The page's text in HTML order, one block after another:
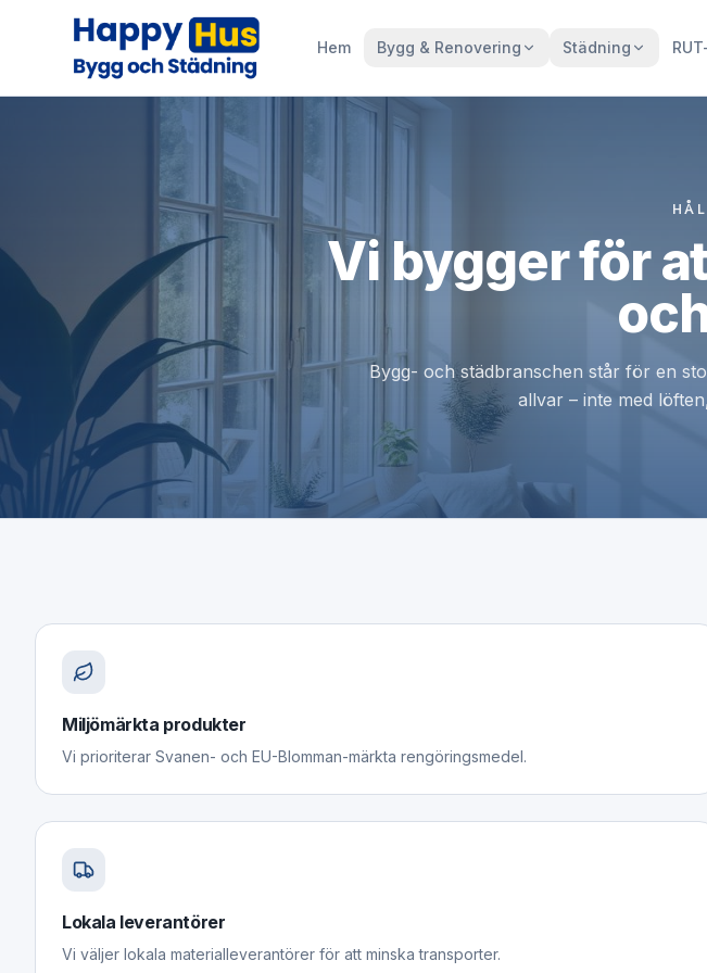
Hem Bygg & Renovering Städning
Vi bygger för
Bygg- och städbranschen står för en
allvar – inte med
Miljömärkta produkter
Vi prioriterar Svanen- och EU-Blomman-märkta rengöringsmedel.
Lokala leverantörer
Vi väljer lokala materialleverantörer för att minska transporter.